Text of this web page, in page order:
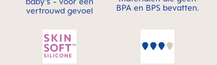
vertrouwd gevoel
BPA en BPS bevatten.